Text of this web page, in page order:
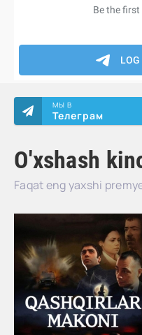
O'xshash
Faqat eng yaxshi
МЫ В
Телеграм